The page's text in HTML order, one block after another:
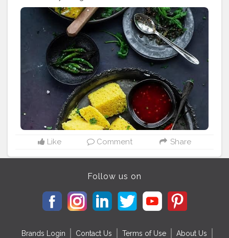
#foodphotography #foodporn #ga #indianfood
#gujaratifood #slemani #dhoklalove
#foodblogger #foodstagram #gujratifood #instafood
#dhoklarecipe #khamandhokla #da #foodlover
#streetfood
#Creatorshala#creatorshalablogger#indianfoodblogg
er
Like Comment Share
Follow us on
Brands Login Contact Us Terms of Use About Us